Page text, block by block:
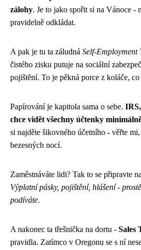
zálohy. Je to jako spořit si na Vánoce -
pravidelně odkládat.
A pak je tu ta záludná Self-Employment
čistého zisku putuje na sociální
pojištění. To je pěkná porce z koláče,
Papírování je kapitola sama o sebe.
chce vidět všechny účtenky
si najděte šikovného účetního - věřte
bezesných nocí.
Zaměstnáváte lidi? Tak to se připravte
Výplatní pásky, pojištění, hlášení -
podíváte.
A nakonec ta třešnička na dortu - Sales
pravidla. Zatímco v Oregonu se s ní